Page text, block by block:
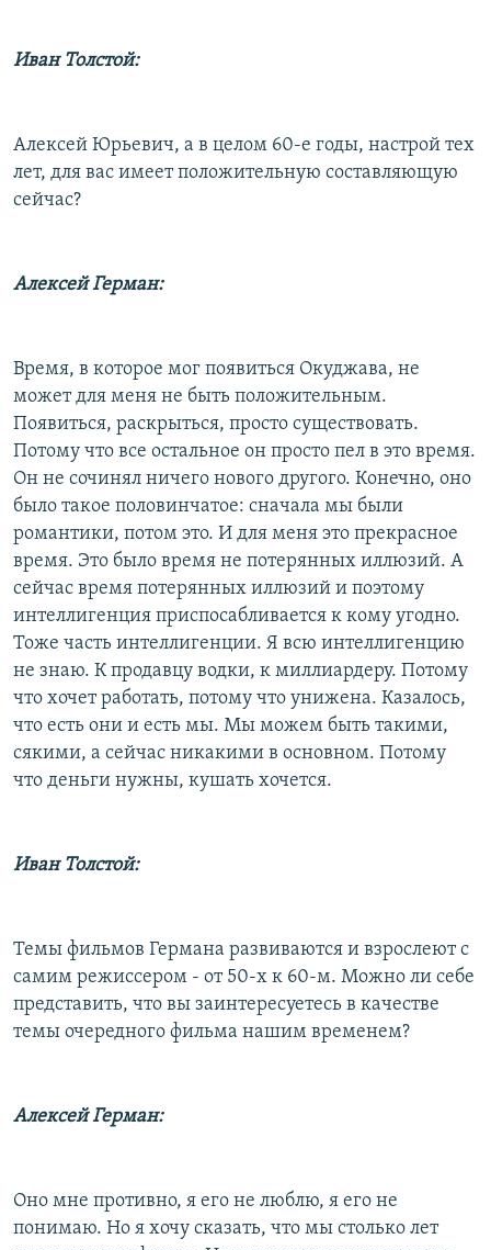
Иван Толстой:
Алексей Юрьевич, а в целом 60-е годы, настрой тех
лет, для вас имеет положительную составляющую
сейчас?
Алексей Герман:
Время, в которое мог появиться Окуджава, не
может для меня не быть положительным.
Появиться, раскрыться, просто существовать.
Потому что все остальное он просто пел в это время.
Он не сочинял ничего нового другого. Конечно, оно
было такое половинчатое: сначала мы были
романтики, потом это. И для меня это прекрасное
время. Это было время не потерянных иллюзий. А
сейчас время потерянных иллюзий и поэтому
интеллигенция приспосабливается к кому угодно.
Тоже часть интеллигенции. Я всю интеллигенцию
не знаю. К продавцу водки, к миллиардеру. Потому
что хочет работать, потому что унижена. Казалось,
что есть они и есть мы. Мы можем быть такими,
сякими, а сейчас никакими в основном. Потому
что деньги нужны, кушать хочется.
Иван Толстой:
Темы фильмов Германа развиваются и взрослеют с
самим режиссером - от 50-х к 60-м. Можно ли себе
представить, что вы заинтересуетесь в качестве
темы очередного фильма нашим временем?
Алексей Герман:
Оно мне противно, я его не люблю, я его не
понимаю. Но я хочу сказать, что мы столько лет